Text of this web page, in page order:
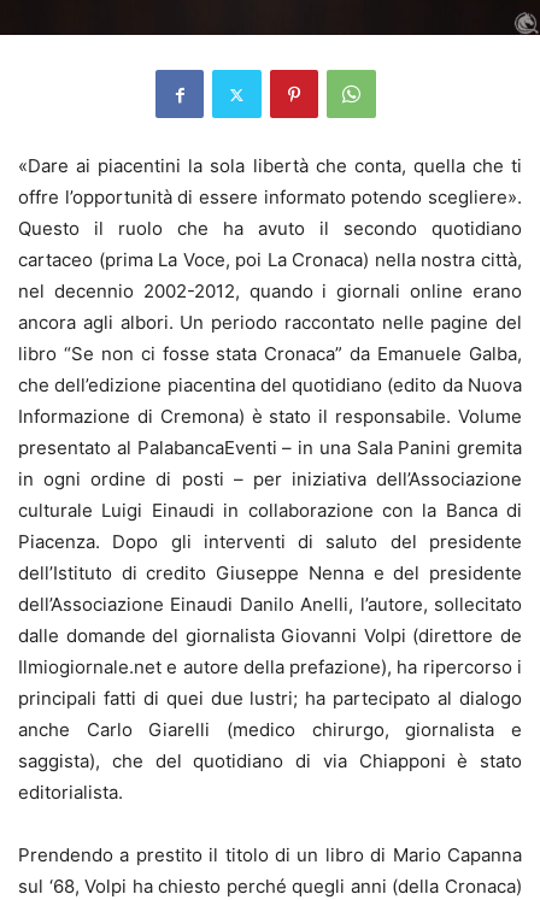
«Dare ai piacentini la sola libertà che conta, quella che ti
offre l’opportunità di essere informato potendo scegliere».
Questo il ruolo che ha avuto il secondo quotidiano
cartaceo (prima La Voce, poi La Cronaca) nella nostra città,
nel decennio 2002-2012, quando i giornali online erano
ancora agli albori. Un periodo raccontato nelle pagine del
libro “Se non ci fosse stata Cronaca” da Emanuele Galba,
che dell’edizione piacentina del quotidiano (edito da Nuova
Informazione di Cremona) è stato il responsabile. Volume
presentato al PalabancaEventi – in una Sala Panini gremita
in ogni ordine di posti – per iniziativa dell’Associazione
culturale Luigi Einaudi in collaborazione con la Banca di
Piacenza. Dopo gli interventi di saluto del presidente
dell’Istituto di credito Giuseppe Nenna e del presidente
dell’Associazione Einaudi Danilo Anelli, l’autore, sollecitato
dalle domande del giornalista Giovanni Volpi (direttore de
Ilmiogiornale.net e autore della prefazione), ha ripercorso i
principali fatti di quei due lustri; ha partecipato al dialogo
anche Carlo Giarelli (medico chirurgo, giornalista e
saggista), che del quotidiano di via Chiapponi è stato
editorialista.
Prendendo a prestito il titolo di un libro di Mario Capanna
sul ‘68, Volpi ha chiesto perché quegli anni (della Cronaca)